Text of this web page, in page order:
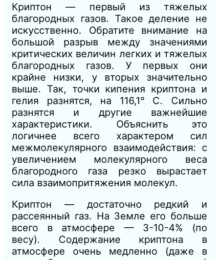
Криптон — первый из тяжелых
благородных газов. Такое деление не
искусственно. Обратите внимание на
большой разрыв между значениями
критических величин легких и тяжелых
благородных газов. У первых они
крайне низки, у вторых значительно
выше. Так, точки кипения криптона и
гелия разнятся, на 116,1° С. Сильно
разнятся и другие важнейшие
характеристики. Объяснить это
логичнее всего характером сил
межмолекулярного взаимодействия: с
увеличением молекулярного веса
благородного газа резко вырастает
сила взаимопритяжения молекул.
Криптон — достаточно редкий и
рассеянный газ. На Земле его больше
всего в атмосфере — 3-10-4% (по
весу). Содержание криптона в
атмосфере очень медленно (даже в